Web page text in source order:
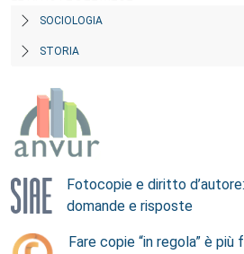
SOCIOLOGIA
STORIA
Fotocopie e diritto d’autore:
domande e risposte
Fare copie “in regola” è più